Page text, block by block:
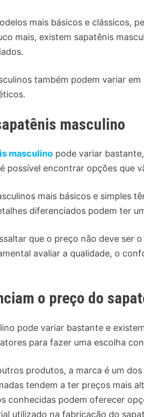
mais básicos e clássicos,
mais, existem sapatênis
também podem variar
masculino
masculino pode variar
possível encontrar opções que
mais básicos e simples
diferenciados podem ter
que o preço não deve ser
avaliar a qualidade, o
o preço do
pode variar bastante e
para fazer uma escolha
produtos, a marca é um
tendem a ter preços mais
conhecidas podem oferecer
utilizado na fabricação do